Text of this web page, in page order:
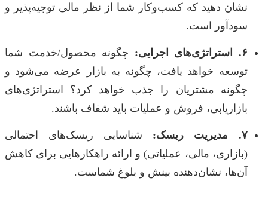
نشان دهید که کسب‌وکار شما از نظر مالی توجیه‌پذیر و
سودآور است.
۶. استراتژی‌های اجرایی:
چگونه محصول/خدمت شما
توسعه خواهد یافت، چگونه به بازار عرضه می‌شود و
چگونه مشتریان را جذب خواهد کرد؟ استراتژی‌های
بازاریابی، فروش و عملیات باید شفاف باشند.
۷. مدیریت ریسک:
شناسایی ریسک‌های احتمالی
(بازاری، مالی، عملیاتی) و ارائه راهکارهایی برای کاهش
آن‌ها، نشان‌دهنده بینش و بلوغ شماست.